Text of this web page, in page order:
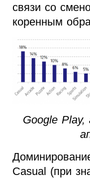
связи со
коренным
Google Play,
Casual (при